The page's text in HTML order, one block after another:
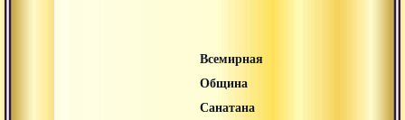
Всемирная
Община
Санатана